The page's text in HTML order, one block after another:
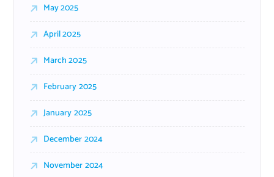
May 2025
April 2025
March 2025
February 2025
January 2025
December 2024
November 2024